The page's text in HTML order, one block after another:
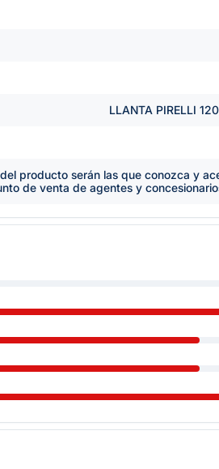
LLANTA PIRELLI
producto serán las que conozca y
de venta de agentes y